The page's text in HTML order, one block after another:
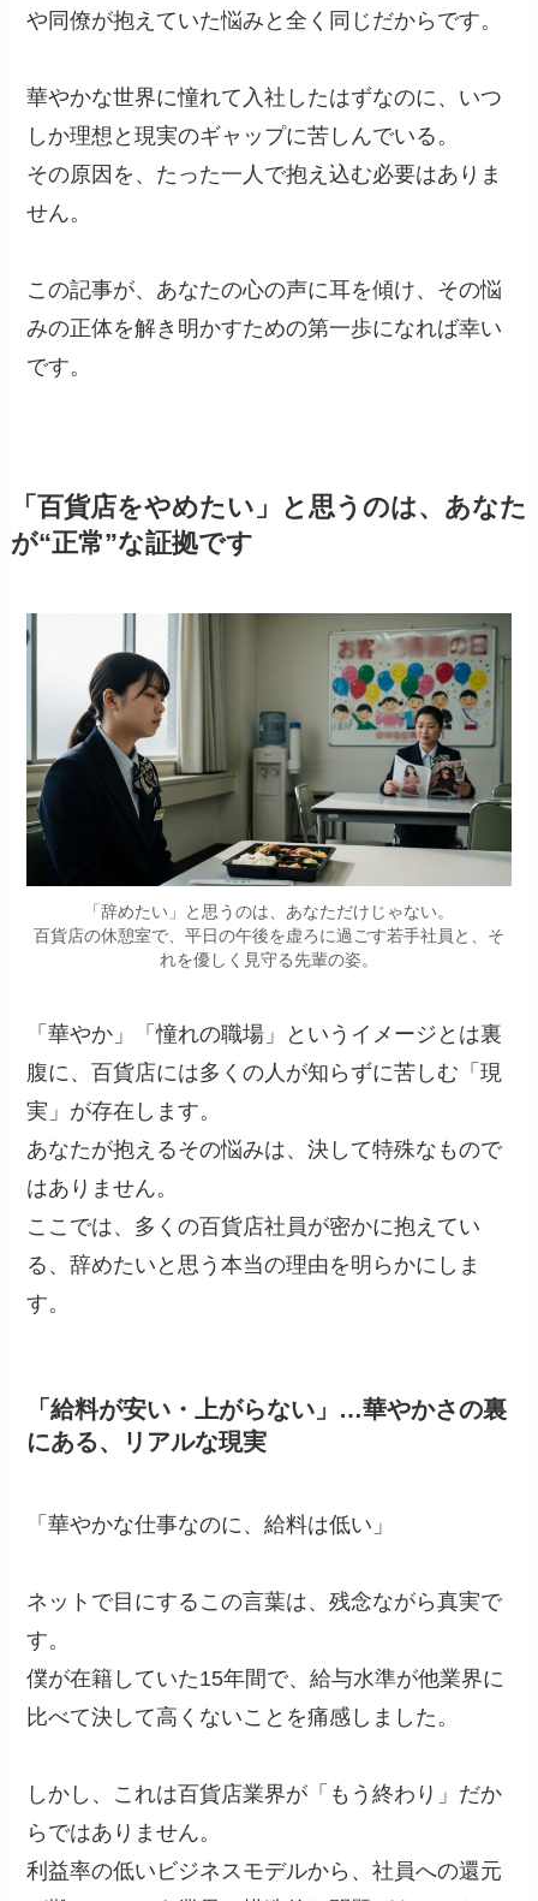
や同僚が抱えていた悩みと全く同じだからです。
華やかな世界に憧れて入社したはずなのに、いつ
しか理想と現実のギャップに苦しんでいる。
その原因を、たった一人で抱え込む必要はありま
せん。
この記事が、あなたの心の声に耳を傾け、その悩
みの正体を解き明かすための第一歩になれば幸い
です。
「百貨店をやめたい」と思うのは、あなた
が“正常”な証拠です
「辞めたい」と思うのは、あなただけじゃない。
百貨店の休憩室で、平日の午後を虚ろに過ごす若手社員と、そ
れを優しく見守る先輩の姿。
「華やか」「憧れの職場」というイメージとは裏
腹に、百貨店には多くの人が知らずに苦しむ「現
実」が存在します。
あなたが抱えるその悩みは、決して特殊なもので
はありません。
ここでは、多くの百貨店社員が密かに抱えてい
る、辞めたいと思う本当の理由を明らかにしま
す。
「給料が安い・上がらない」…華やかさの裏
にある、リアルな現実
「華やかな仕事なのに、給料は低い」
ネットで目にするこの言葉は、残念ながら真実で
す。
僕が在籍していた15年間で、給与水準が他業界に
比べて決して高くないことを痛感しました。
しかし、これは百貨店業界が「もう終わり」だか
らではありません。
利益率の低いビジネスモデルから、社員への還元